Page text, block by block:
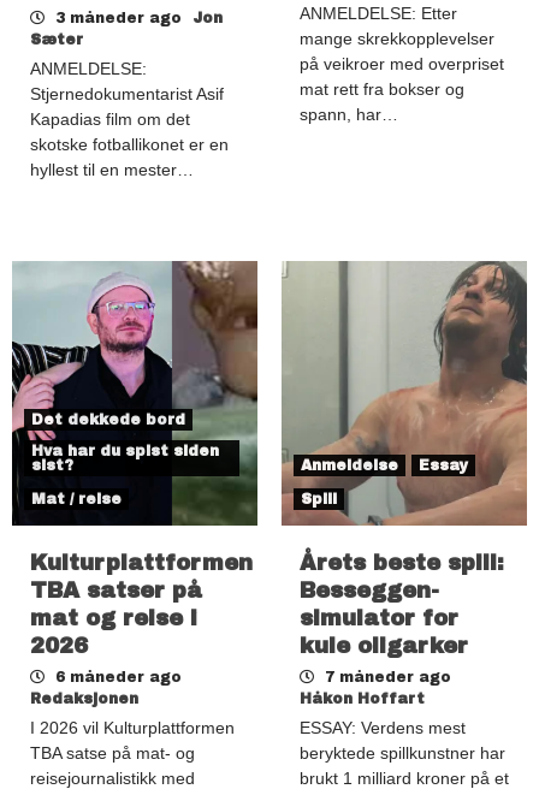
3 måneder ago
Jon
Sæter
ANMELDELSE:
Stjernedokumentarist Asif
Kapadias film om det
skotske fotballikonet er en
hyllest til en mester…
ANMELDELSE: Etter
mange skrekkopplevelser
på veikroer med overpriset
mat rett fra bokser og
spann, har…
Det dekkede bord
Hva har du spist siden
sist?
Mat / reise
Kulturplattformen
TBA satser på
mat og reise i
2026
6 måneder ago
Redaksjonen
I 2026 vil Kulturplattformen
TBA satse på mat- og
reisejournalistikk med
Anmeldelse
Essay
Spill
Årets beste spill:
Besseggen-
simulator for
kule oligarker
7 måneder ago
Håkon Hoffart
ESSAY: Verdens mest
beryktede spillkunstner har
brukt 1 milliard kroner på et